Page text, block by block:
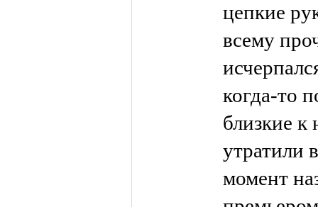
цепкие
всему
когда-то
близкие к
утратили
момент